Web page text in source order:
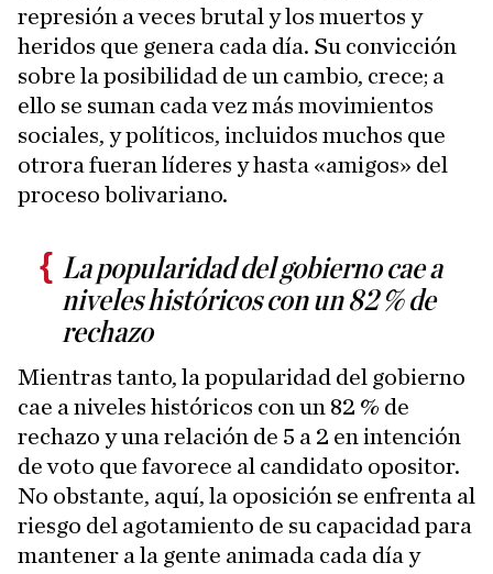
represión a veces brutal y los muertos y
heridos que genera cada día. Su convicción
sobre la posibilidad de un cambio, crece; a
ello se suman cada vez más movimientos
sociales, y políticos, incluidos muchos que
otrora fueran líderes y hasta «amigos» del
proceso bolivariano.
La popularidad del gobierno cae a
niveles históricos con un 82 % de
rechazo
Mientras tanto, la popularidad del gobierno
cae a niveles históricos con un 82 % de
rechazo y una relación de 5 a 2 en intención
de voto que favorece al candidato opositor.
No obstante, aquí, la oposición se enfrenta al
riesgo del agotamiento de su capacidad para
mantener a la gente animada cada día y